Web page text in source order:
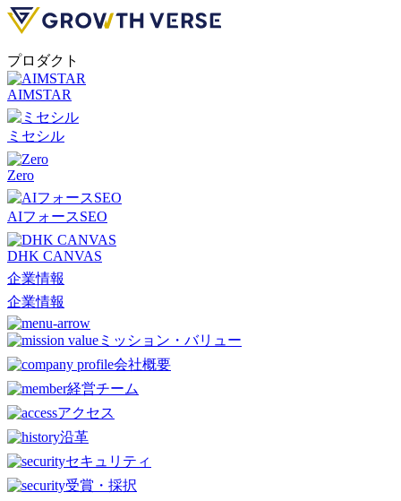
プロダクト
AIMSTAR
ミセシル
Zero
AIフォースSEO
DHK CANVAS
企業情報
企業情報
ミッション・バリュー
会社概要
経営チーム
アクセス
沿革
セキュリティ
受賞・採択